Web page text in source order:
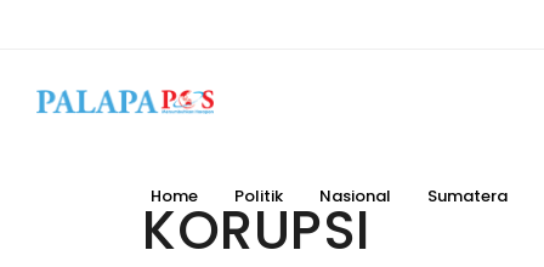
Home Politik Nasional Sumatera
KORUPSI